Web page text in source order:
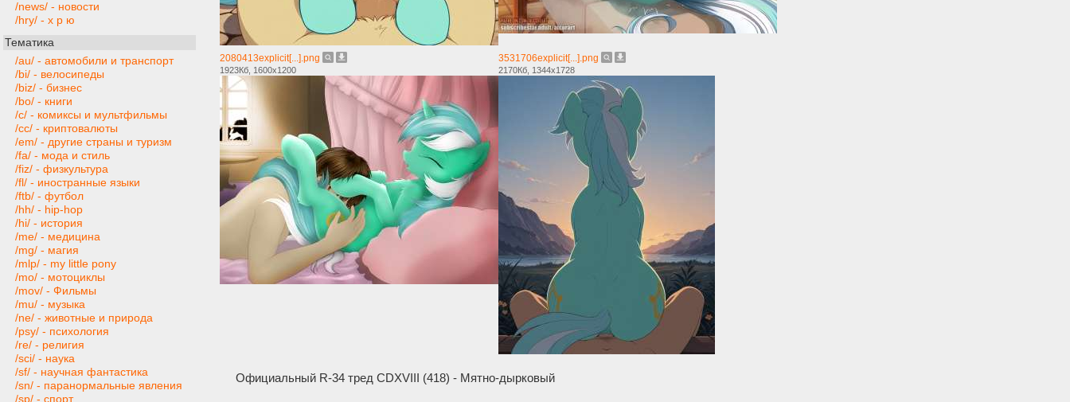
/news/ - новости
/hry/ - х р ю
Тематика
/au/ - автомобили и транспорт
/bi/ - велосипеды
/biz/ - бизнес
/bo/ - книги
/c/ - комиксы и мультфильмы
/cc/ - криптовалюты
/em/ - другие страны и туризм
/fa/ - мода и стиль
/fiz/ - физкультура
/fl/ - иностранные языки
/ftb/ - футбол
/hh/ - hip-hop
/hi/ - история
/me/ - медицина
/mg/ - магия
/mlp/ - my little pony
/mo/ - мотоциклы
/mov/ - Фильмы
/mu/ - музыка
/ne/ - животные и природа
/psy/ - психология
/re/ - религия
/sci/ - наука
/sf/ - научная фантастика
/sn/ - паранормальные явления
/sp/ - спорт
2080413explicit[...].png
1923Кб, 1600x1200
3531706explicit[...].png
2170Кб, 1344x1728
Официальный R-34 тред CDXVIII (418) - Мятно-дырковый